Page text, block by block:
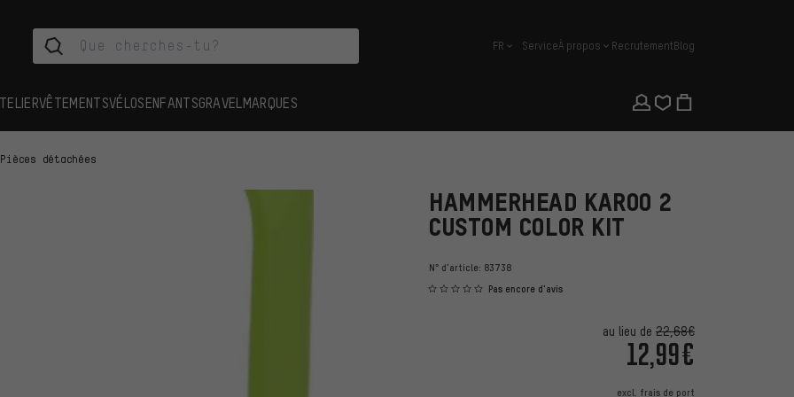
français
FR ServiceÀ propos RecrutementBlog
VÊTEMENTSVÉLOSENFANTSGRAVEL MARQUES
Pièces détachées
HAMMERHEAD KAROO 2
CUSTOM COLOR KIT
N° d'article: 83738
Pas encore d'avis
au lieu de 22,68€
12,99€
excl. frais de port